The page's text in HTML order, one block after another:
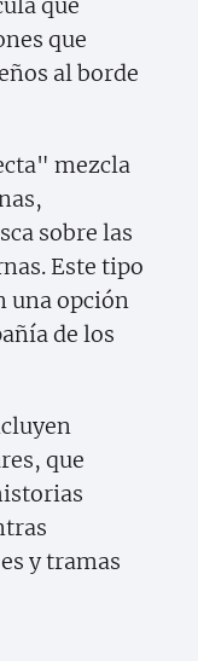
que
al borde
mezcla
sobre las
Este tipo
una opción
de los
que
y tramas